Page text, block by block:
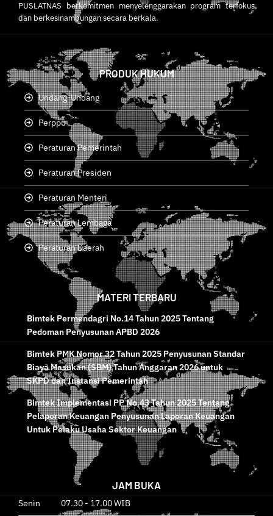
PUSLATNAS berkomitmen menyelenggarakan program terfokus
dan berkesinambungan secara berkala.
PRODUK HUKUM
Undang-Undang
Perppu
Peraturan Pemerintah
Peraturan Presiden
Peraturan Menteri
Peraturan Lembaga
Peraturan Daerah
MATERI TERBARU
Bimtek Permendagri No.14 Tahun 2025 Tentang
Pedoman Penyusunan APBD 2026
Bimtek PMK Nomor 32 Tahun 2025 Penyusunan Standar
Biaya Masukan (SBM) Tahun Anggaran 2026 untuk
SKPD dan Instansi Pemerintah
Bimtek Implementasi PP No.43 Tahun 2025 Tentang
Pelaporan Keuangan Penyusunan Laporan Keuangan
Untuk Pelaku Usaha Sektor Keuangan
JAM BUKA
Senin 07.30 - 17.00 WIB